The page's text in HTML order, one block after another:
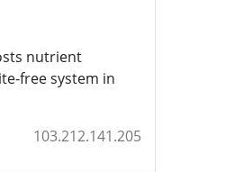
nutrient
free system in
103.212.141.205